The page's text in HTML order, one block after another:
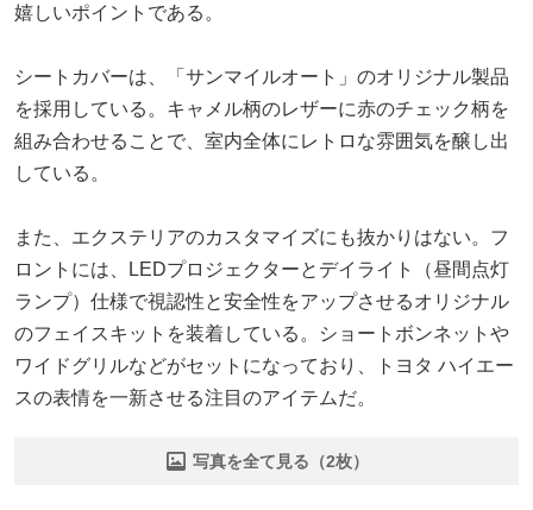
嬉しいポイントである。
シートカバーは、「サンマイルオート」のオリジナル製品
を採用している。キャメル柄のレザーに赤のチェック柄を
組み合わせることで、室内全体にレトロな雰囲気を醸し出
している。
また、エクステリアのカスタマイズにも抜かりはない。フ
ロントには、LEDプロジェクターとデイライト（昼間点灯
ランプ）仕様で視認性と安全性をアップさせるオリジナル
のフェイスキットを装着している。ショートボンネットや
ワイドグリルなどがセットになっており、トヨタ ハイエー
スの表情を一新させる注目のアイテムだ。
写真を全て見る（2枚）